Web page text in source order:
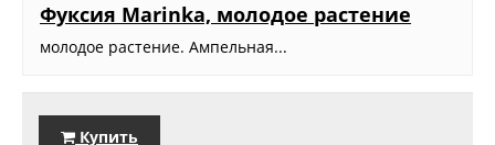
Фуксия Marinka, молодое растение
молодое растение. Ампельная...
Купить